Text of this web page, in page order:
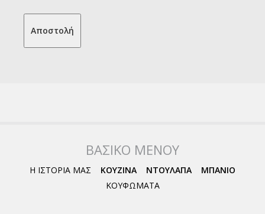
ΒΑΣΙΚΟ ΜΕΝΟΥ
Η ΙΣΤΟΡΙΑ ΜΑΣ ΚΟΥΖΙΝΑ ΝΤΟΥΛΑΠΑ
ΜΠΑΝΙΟ
ΚΟΥΦΩΜΑΤΑ